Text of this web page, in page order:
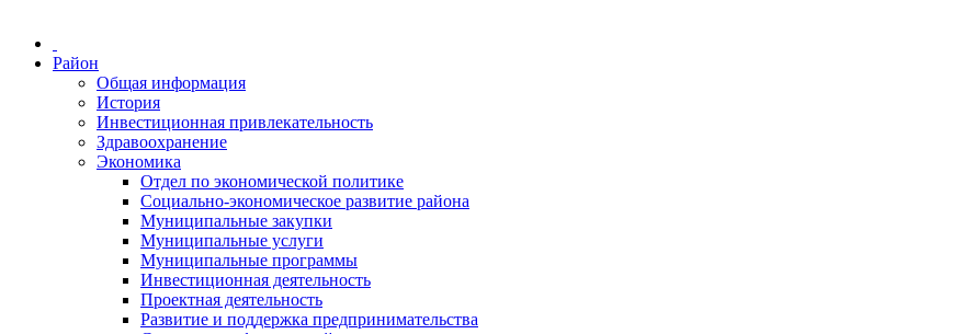
Район
Общая информация
История
Инвестиционная привлекательность
Здравоохранение
Экономика
Отдел по экономической политике
Социально-экономическое развитие района
Муниципальные закупки
Муниципальные услуги
Муниципальные программы
Инвестиционная деятельность
Проектная деятельность
Развитие и поддержка предпринимательства